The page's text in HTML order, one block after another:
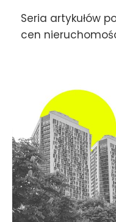
Seria artykułów
cen